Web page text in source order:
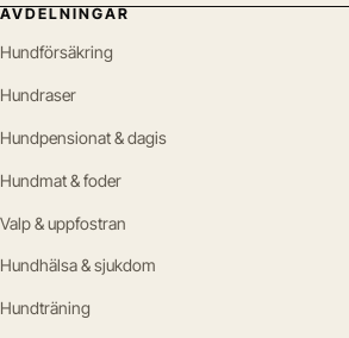
AVDELNINGAR
Hundförsäkring
Hundraser
Hundpensionat & dagis
Hundmat & foder
Valp & uppfostran
Hundhälsa & sjukdom
Hundträning